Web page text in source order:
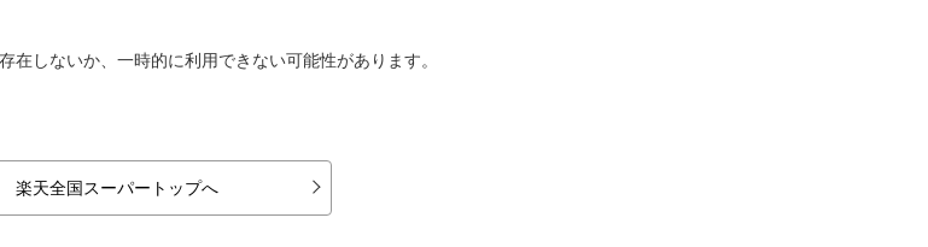
在しないか、一時的に利用できない可能性があります。
楽天全国スーパートップへ